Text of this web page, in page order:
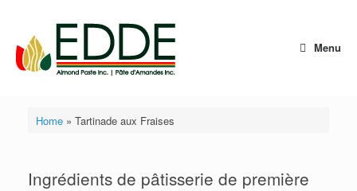
content
Menu
Home» Tartinade aux Fraises
Ingrédients de pâtisserie de première